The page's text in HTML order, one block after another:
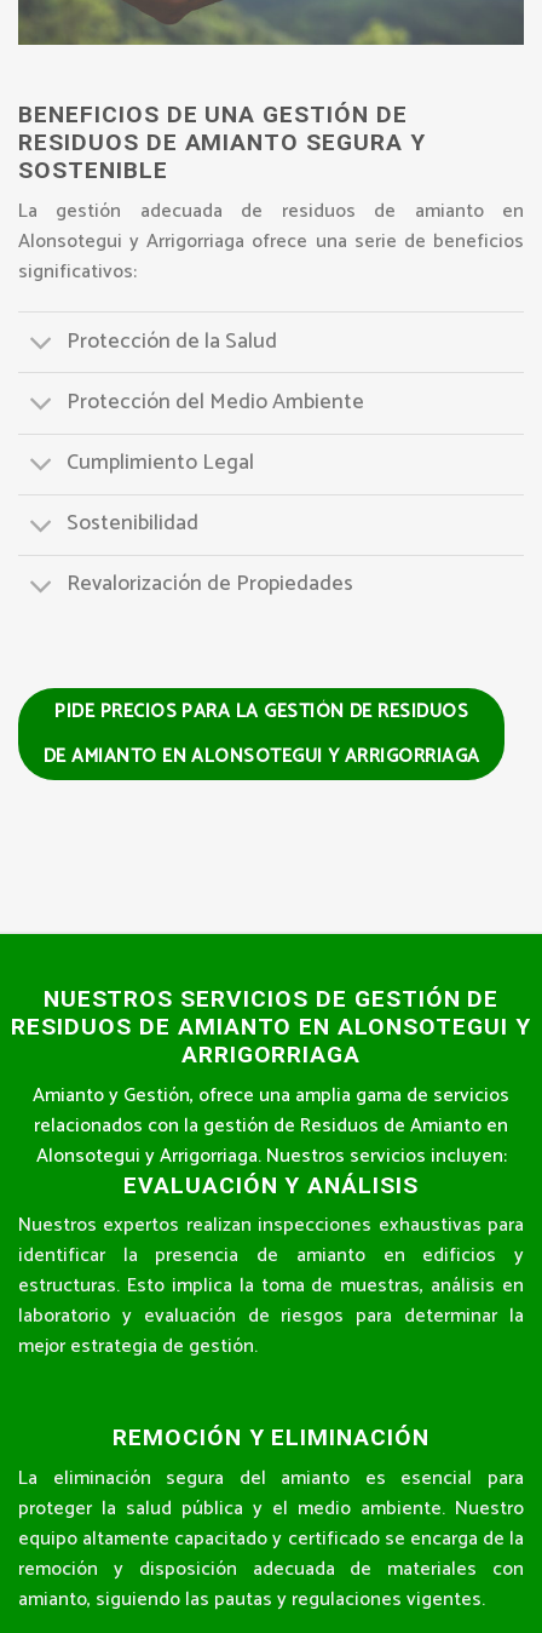
BENEFICIOS DE UNA GESTIÓN DE
RESIDUOS DE AMIANTO SEGURA Y
SOSTENIBLE
La gestión adecuada de residuos de amianto en
Alonsotegui y Arrigorriaga ofrece una serie de beneficios
significativos:
Protección de la Salud
Protección del Medio Ambiente
Cumplimiento Legal
Sostenibilidad
Revalorización de Propiedades
PIDE PRECIOS PARA LA GESTIÓN DE RESIDUOS
DE AMIANTO EN ALONSOTEGUI Y ARRIGORRIAGA
NUESTROS SERVICIOS DE GESTIÓN DE
RESIDUOS DE AMIANTO EN ALONSOTEGUI Y
ARRIGORRIAGA
Amianto y Gestión, ofrece una amplia gama de servicios
relacionados con la gestión de Residuos de Amianto en
Alonsotegui y Arrigorriaga. Nuestros servicios incluyen:
EVALUACIÓN Y ANÁLISIS
Nuestros expertos realizan inspecciones exhaustivas para
identificar la presencia de amianto en edificios y
estructuras. Esto implica la toma de muestras, análisis en
laboratorio y evaluación de riesgos para determinar la
mejor estrategia de gestión.
REMOCIÓN Y ELIMINACIÓN
La eliminación segura del amianto es esencial para
proteger la salud pública y el medio ambiente. Nuestro
equipo altamente capacitado y certificado se encarga de la
remoción y disposición adecuada de materiales con
amianto, siguiendo las pautas y regulaciones vigentes.